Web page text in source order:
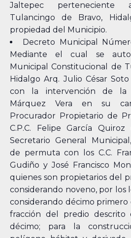
Jaltepec
Tulancingo de Bravo,
propiedad del Municipio.
Decreto Municipal
Mediante el cual se
Municipal Constitucional de
Hidalgo Arq. Julio César
con la intervención de la
Márquez Vera en su
Procurador Propietario de
C.P.C. Felipe García
Secretario General
de permuta con los C.C.
Gudiño y José Francisco
quienes son propietarios del
considerando noveno, por los
considerando décimo
fracción del predio descrito
décimo; para la